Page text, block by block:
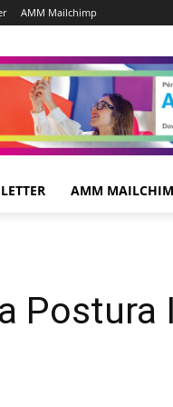
AMM Mailchimp
AMM
Postura